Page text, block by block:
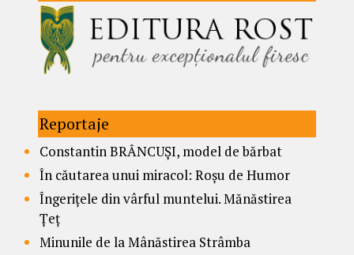
Reportaje
Constantin BRÂNCUȘI, model de bărbat
În căutarea unui miracol: Roșu de Humor
Îngerițele din vârful muntelui. Mănăstirea
Țeț
Minunile de la Mânăstirea Strâmba